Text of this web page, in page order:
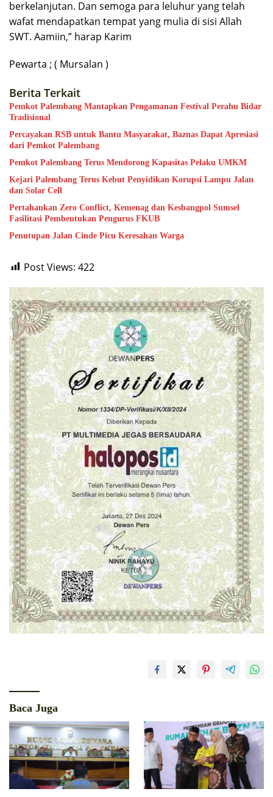
berkelanjutan. Dan semoga para leluhur yang telah
wafat mendapatkan tempat yang mulia di sisi Allah
SWT. Aamiin,” harap Karim
Pewarta ; ( Mursalan )
Berita Terkait
Pemkot Palembang Mantapkan Pengamanan Festival Perahu Bidar
Tradisional
Percayakan RSB untuk Bantu Masyarakat, Baznas Dapat Apresiasi
dari Pemkot Palembang
Pemkot Palembang Terus Mendorong Kapasitas Pelaku UMKM
Kejari Palembang Terus Kebut Penyidikan Korupsi Lampu Jalan
dan Solar Cell
Pertahankan Zero Conflict, Kemenag dan Kesbangpol Sumsel
Fasilitasi Pembentukan Pengurus FKUB
Penutupan Jalan Cinde Picu Keresahan Warga
Post Views: 422
Baca Juga